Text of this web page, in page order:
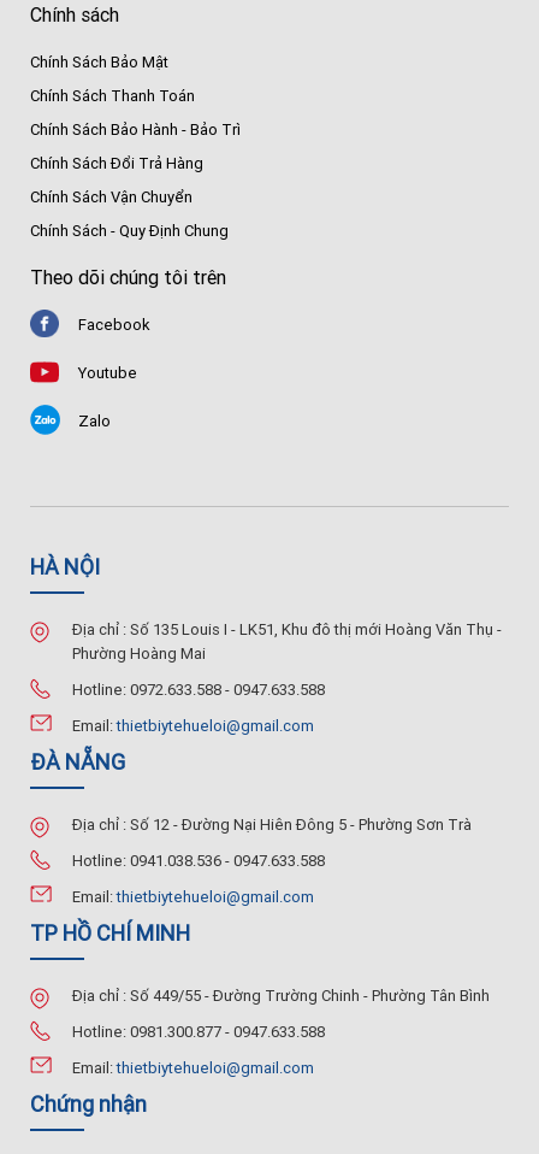
Chính sách
Chính Sách Bảo Mật
Chính Sách Thanh Toán
Chính Sách Bảo Hành - Bảo Trì
Chính Sách Đổi Trả Hàng
Chính Sách Vận Chuyển
Chính Sách - Quy Định Chung
Theo dõi chúng tôi trên
Facebook
Youtube
Zalo
HÀ NỘI
Địa chỉ : Số 135 Louis I - LK51, Khu đô thị mới Hoàng Văn Thụ -
Phường Hoàng Mai
Hotline: 0972.633.588 - 0947.633.588
Email:thietbiytehueloi@gmail.com
ĐÀ NẴNG
Địa chỉ : Số 12 - Đường Nại Hiên Đông 5 - Phường Sơn Trà
Hotline: 0941.038.536 - 0947.633.588
Email:thietbiytehueloi@gmail.com
TP HỒ CHÍ MINH
Địa chỉ : Số 449/55 - Đường Trường Chinh - Phường Tân Bình
Hotline: 0981.300.877 - 0947.633.588
Email:thietbiytehueloi@gmail.com
Chứng nhận